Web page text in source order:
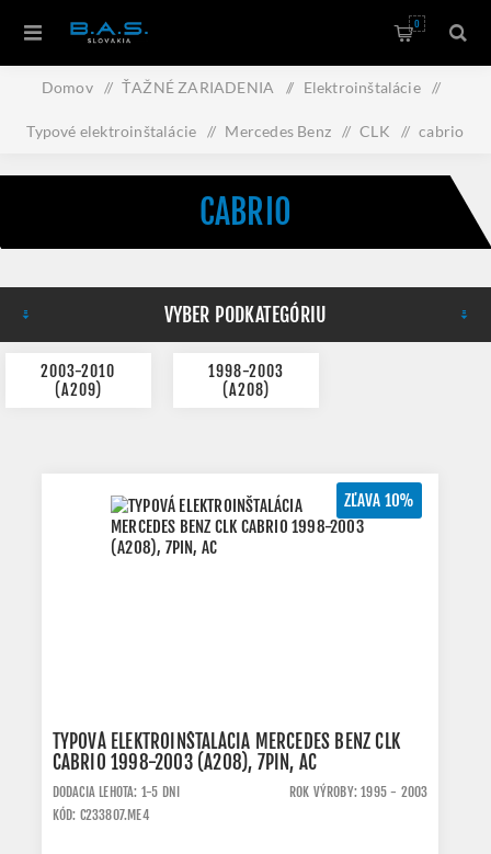
0
Domov / ŤAŽNÉ ZARIADENIA / Elektroinštalácie /
Typové elektroinštalácie / Mercedes Benz / CLK / cabrio
CABRIO
VYBER PODKATEGÓRIU
2003-2010
(A209)
1998-2003
(A208)
ZĽAVA 10%
TYPOVÁ ELEKTROINŠTALÁCIA MERCEDES BENZ CLK
CABRIO 1998-2003 (A208), 7PIN, AC
DODACIA LEHOTA: 1-5 DNI
ROK VÝROBY: 1995 - 2003
KÓD: C233807.ME4